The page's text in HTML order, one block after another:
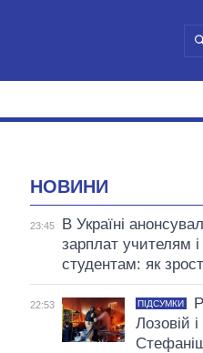
НОВИНИ
23:45
В Україні
зарплат учителям і
студентам: як
22:53 ПІДСУМКИ
Лозовій